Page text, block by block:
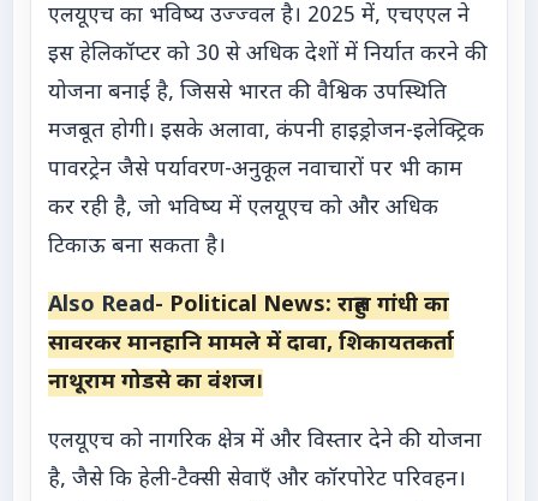
एलयूएच का भविष्य उज्ज्वल है। 2025 में, एचएएल ने
इस हेलिकॉप्टर को 30 से अधिक देशों में निर्यात करने की
योजना बनाई है, जिससे भारत की वैश्विक उपस्थिति
मजबूत होगी। इसके अलावा, कंपनी हाइड्रोजन-इलेक्ट्रिक
पावरट्रेन जैसे पर्यावरण-अनुकूल नवाचारों पर भी काम
कर रही है, जो भविष्य में एलयूएच को और अधिक
टिकाऊ बना सकता है।
Also Read- Political News: राहुल गांधी का
सावरकर मानहानि मामले में दावा, शिकायतकर्ता
नाथूराम गोडसे का वंशज।
एलयूएच को नागरिक क्षेत्र में और विस्तार देने की योजना
है, जैसे कि हेली-टैक्सी सेवाएँ और कॉरपोरेट परिवहन।